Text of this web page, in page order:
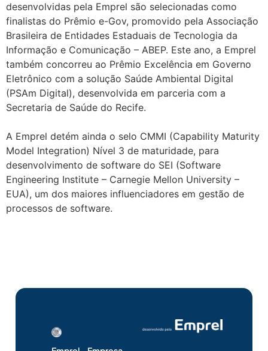
desenvolvidas pela Emprel são selecionadas como
finalistas do Prêmio e-Gov, promovido pela Associação
Brasileira de Entidades Estaduais de Tecnologia da
Informação e Comunicação – ABEP. Este ano, a Emprel
também concorreu ao Prêmio Excelência em Governo
Eletrônico com a solução Saúde Ambiental Digital
(PSAm Digital), desenvolvida em parceria com a
Secretaria de Saúde do Recife.
A Emprel detém ainda o selo CMMI (Capability Maturity
Model Integration) Nível 3 de maturidade, para
desenvolvimento de software do SEI (Software
Engineering Institute – Carnegie Mellon University –
EUA), um dos maiores influenciadores em gestão de
processos de software.